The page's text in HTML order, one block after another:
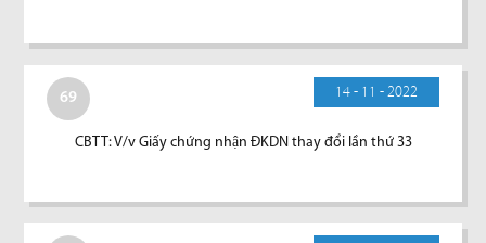
69 14 - 11 - 2022
CBTT: V/v Giấy chứng nhận ĐKDN thay đổi lần thứ 33